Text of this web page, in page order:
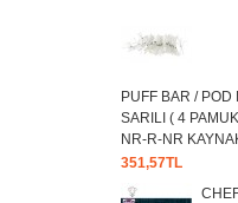
PUFF BAR / POD
SARILI ( 4
NR-R-NR
351,57TL